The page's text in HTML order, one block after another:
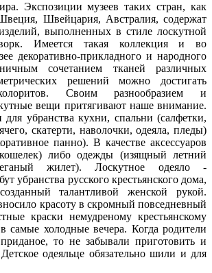
Экспозиции музеев таких стран, как
Швейцария, Австралия, содержат
выполненных в стиле лоскутной
Имеется такая коллекция и во
декоративно-прикладного и народного
сочетанием тканей различных
решений можно достигать
Своим разнообразием и
вещи притягивают наше внимание.
убранства кухни, спальни (салфетки,
скатерти, наволочки, одеяла, пледы)
панно). В качестве аксессуаров
либо одежды (изящный летний
жилет). Лоскутное одеяло -
убранства русского крестьянского дома,
талантливой женской рукой.
красоту в скромный повседневный
краски немудреному крестьянскому
самые холодные вечера. Когда родители
то не забывали приготовить и
одеяльце обязательно шили и для